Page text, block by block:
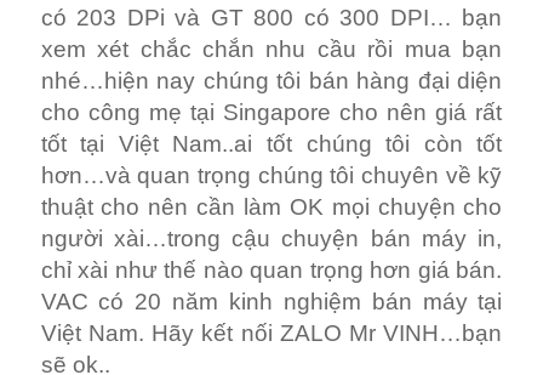
có 203 DPi và GT 800 có 300 DPI… bạn
xem xét chắc chắn nhu cầu rồi mua bạn
nhé…hiện nay chúng tôi bán hàng đại diện
cho công mẹ tại Singapore cho nên giá rất
tốt tại Việt Nam..ai tốt chúng tôi còn tốt
hơn…và quan trọng chúng tôi chuyên về kỹ
thuật cho nên cần làm OK mọi chuyện cho
người xài…trong cậu chuyện bán máy in,
chỉ xài như thế nào quan trọng hơn giá bán.
VAC có 20 năm kinh nghiệm bán máy tại
Việt Nam. Hãy kết nối ZALO Mr VINH…bạn
sẽ ok..